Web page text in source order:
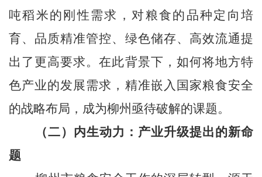
吨稻米的刚性需求，对粮食的品种定向培
育、品质精准管控、绿色储存、高效流通提
出了更高要求。在此背景下，如何将地方特
色产业的发展需求，精准嵌入国家粮食安全
的战略布局，成为柳州亟待破解的课题。
（二）内生动力：产业升级提出的新命
题